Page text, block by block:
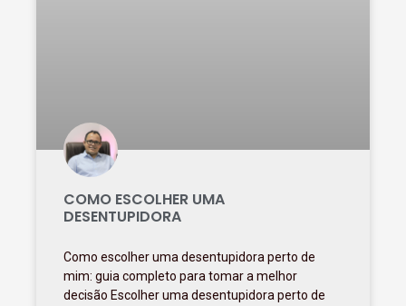
COMO ESCOLHER UMA
DESENTUPIDORA
Como escolher uma desentupidora perto de
mim: guia completo para tomar a melhor
decisão Escolher uma desentupidora perto de